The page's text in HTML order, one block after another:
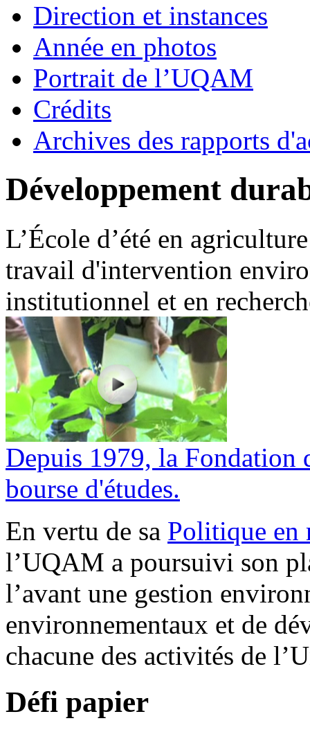
Direction et instances
Année en photos
Portrait de l’UQAM
Crédits
Archives des rapports
Développement
L’École d’été en
travail d'intervention
institutionnel et en
Depuis 1979, la
bourse d'études.
En vertu de sa Politique en
l’UQAM a poursuivi son
l’avant une gestion
environnementaux et de
chacune des activités de
Défi papier